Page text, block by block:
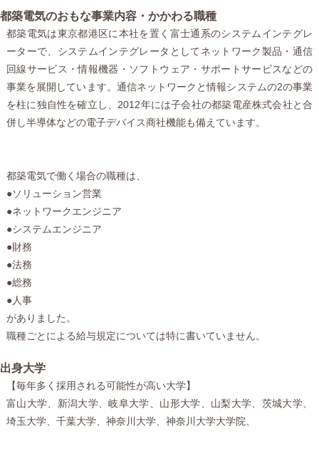
都築電気のおもな事業内容・かかわる職種
都築電気は東京都港区に本社を置く富士通系のシステムインテグレ
ーターで、システムインテグレータとしてネットワーク製品・通信
回線サービス・情報機器・ソフトウェア・サポートサービスなどの
事業を展開しています。通信ネットワークと情報システムの2の事業
を柱に独自性を確立し、2012年には子会社の都築電産株式会社と合
併し半導体などの電子デバイス商社機能も備えています。
都築電気で働く場合の職種は、
●ソリューション営業
●ネットワークエンジニア
●システムエンジニア
●財務
●法務
●総務
●人事
がありました。
職種ごとによる給与規定については特に書いていません。
出身大学
【毎年多く採用される可能性が高い大学】
富山大学、新潟大学、岐阜大学、山形大学、山梨大学、茨城大学、
埼玉大学、千葉大学、神奈川大学、神奈川大学大学院、